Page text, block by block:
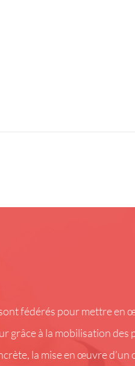
fédérés pour mettre en
à la mobilisation
la mise en œuvre